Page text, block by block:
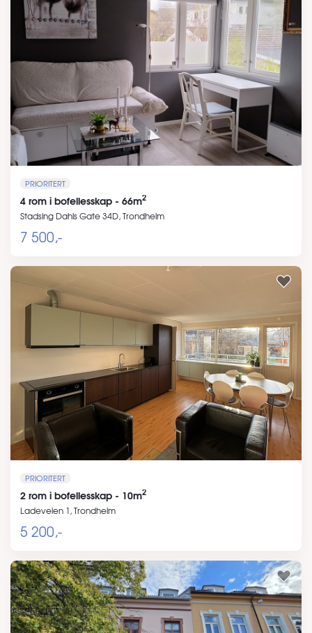
PRIORITERT
4 rom i bofellesskap - 66m2
Stadsing Dahls Gate 34D, Trondheim
7 500,-
PRIORITERT
2 rom i bofellesskap - 10m2
Ladeveien 1, Trondheim
5 200,-